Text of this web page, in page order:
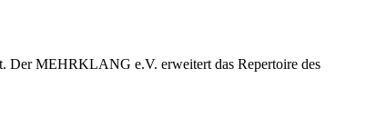
Der MEHRKLANG e.V. erweitert das Repertoire des